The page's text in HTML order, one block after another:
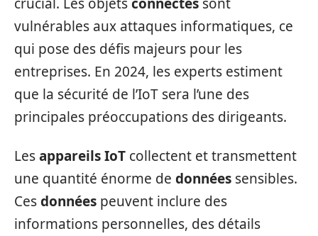
vulnérables aux attaques informatiques, ce
qui pose des défis majeurs pour les
entreprises. En 2024, les experts estiment
que la sécurité de l’IoT sera l’une des
principales préoccupations des dirigeants.
Lesappareils IoT collectent et transmettent
une quantité énorme de données sensibles.
Cesdonnées peuvent inclure des
informations personnelles, des détails